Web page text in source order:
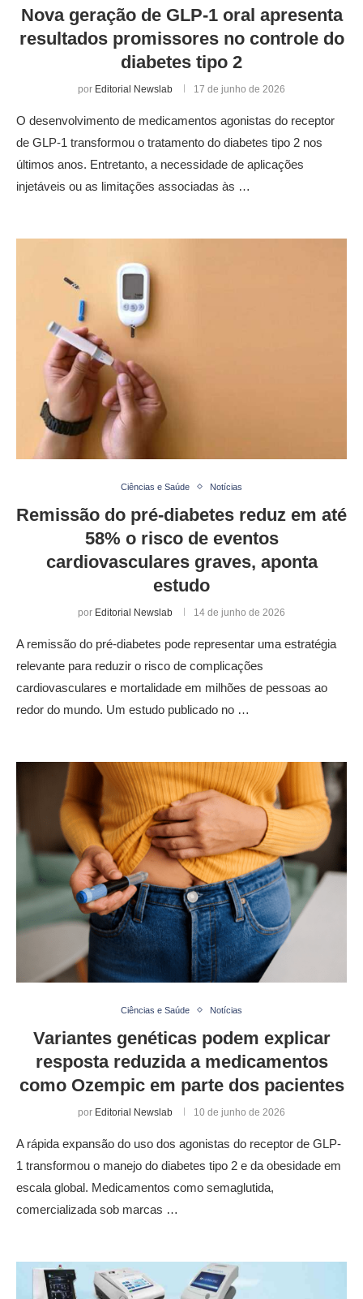
Nova geração de GLP-1 oral apresenta
resultados promissores no controle do
diabetes tipo 2
por Editorial Newslab 17 de junho de 2026
O desenvolvimento de medicamentos agonistas do receptor
de GLP-1 transformou o tratamento do diabetes tipo 2 nos
últimos anos. Entretanto, a necessidade de aplicações
injetáveis ou as limitações associadas às …
Ciências e Saúde Notícias
Remissão do pré-diabetes reduz em até
58% o risco de eventos
cardiovasculares graves, aponta
estudo
por Editorial Newslab 14 de junho de 2026
A remissão do pré-diabetes pode representar uma estratégia
relevante para reduzir o risco de complicações
cardiovasculares e mortalidade em milhões de pessoas ao
redor do mundo. Um estudo publicado no …
Ciências e Saúde Notícias
Variantes genéticas podem explicar
resposta reduzida a medicamentos
como Ozempic em parte dos pacientes
por Editorial Newslab 10 de junho de 2026
A rápida expansão do uso dos agonistas do receptor de GLP-
1 transformou o manejo do diabetes tipo 2 e da obesidade em
escala global. Medicamentos como semaglutida,
comercializada sob marcas …